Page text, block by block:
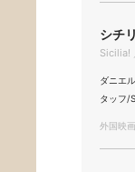
シチ
Sicilia!
ダニエ
タッフ/
外国映